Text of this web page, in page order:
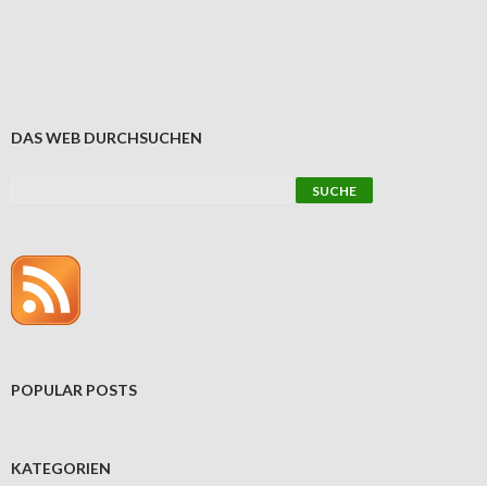
DAS WEB DURCHSUCHEN
POPULAR POSTS
KATEGORIEN